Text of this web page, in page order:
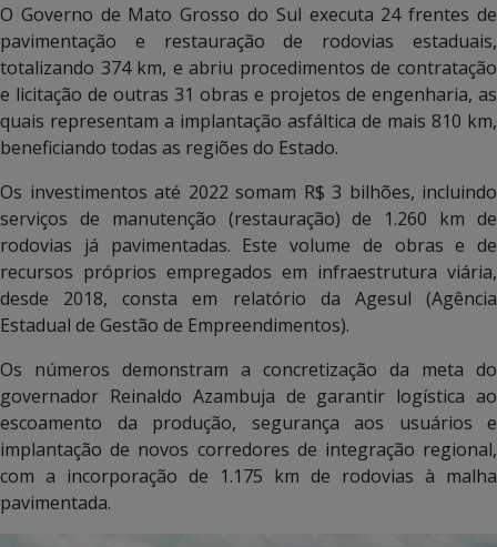
O Governo de Mato Grosso do Sul executa 24 frentes de
pavimentação e restauração de rodovias estaduais,
totalizando 374 km, e abriu procedimentos de contratação
e licitação de outras 31 obras e projetos de engenharia, as
quais representam a implantação asfáltica de mais 810 km,
beneficiando todas as regiões do Estado.
Os investimentos até 2022 somam R$ 3 bilhões, incluindo
serviços de manutenção (restauração) de 1.260 km de
rodovias já pavimentadas. Este volume de obras e de
recursos próprios empregados em infraestrutura viária,
desde 2018, consta em relatório da Agesul (Agência
Estadual de Gestão de Empreendimentos).
Os números demonstram a concretização da meta do
governador Reinaldo Azambuja de garantir logística ao
escoamento da produção, segurança aos usuários e
implantação de novos corredores de integração regional,
com a incorporação de 1.175 km de rodovias à malha
pavimentada.